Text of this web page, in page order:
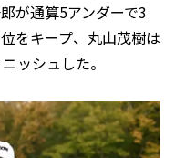
が通算5アンダーで3
をキープ、丸山茂樹は
ッシュした。